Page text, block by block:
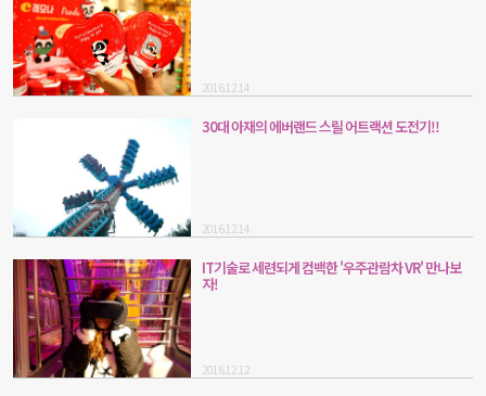
2016.12.14
30대 아재의 에버랜드 스릴 어트랙션 도전기!!
2016.12.14
IT기술로 세련되게 컴백한 '우주관람차 VR' 만나보
자!
2016.12.12